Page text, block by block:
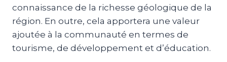
connaissance de la richesse géologique de la
région. En outre, cela apportera une valeur
ajoutée à la communauté en termes de
tourisme, de développement et d’éducation.